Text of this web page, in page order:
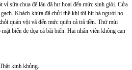
vỉ sữa chua để lâu đã hư hoại đến mức sinh giòi. Cửa
Khách khứa đã chửi thề khi tôi hít hà người họ
quán vội vã đến mức quên cả trả tiền. Thứ mùi
biển đe dọa cả bãi biển. Hai nhân viên không can
kinh khủng.